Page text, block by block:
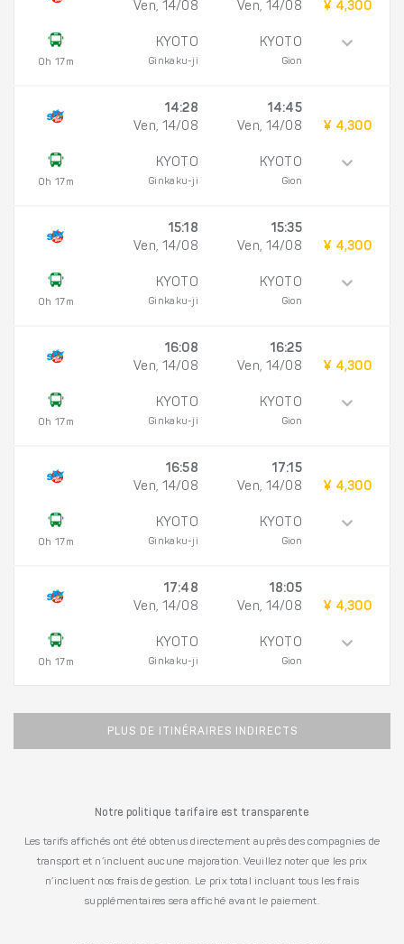
0h 17m
Ven, 14/08
KYOTO
Ginkaku-ji
Ven, 14/08
KYOTO
Gion
¥ 4,300
0h 17m
14:28
Ven, 14/08
KYOTO
Ginkaku-ji
14:45
Ven, 14/08
KYOTO
Gion
¥ 4,300
0h 17m
15:18
Ven, 14/08
KYOTO
Ginkaku-ji
15:35
Ven, 14/08
KYOTO
Gion
¥ 4,300
0h 17m
16:08
Ven, 14/08
KYOTO
Ginkaku-ji
16:25
Ven, 14/08
KYOTO
Gion
¥ 4,300
0h 17m
16:58
Ven, 14/08
KYOTO
Ginkaku-ji
17:15
Ven, 14/08
KYOTO
Gion
¥ 4,300
0h 17m
17:48
Ven, 14/08
KYOTO
Ginkaku-ji
18:05
Ven, 14/08
KYOTO
Gion
¥ 4,300
PLUS DE ITINÉRAIRES INDIRECTS
Notre politique tarifaire est transparente
Les tarifs affichés ont été obtenus directement auprès des compagnies de
transport et n’incluent aucune majoration. Veuillez noter que les prix
n’incluent nos frais de gestion. Le prix total incluant tous les frais
supplémentaires sera affiché avant le paiement.